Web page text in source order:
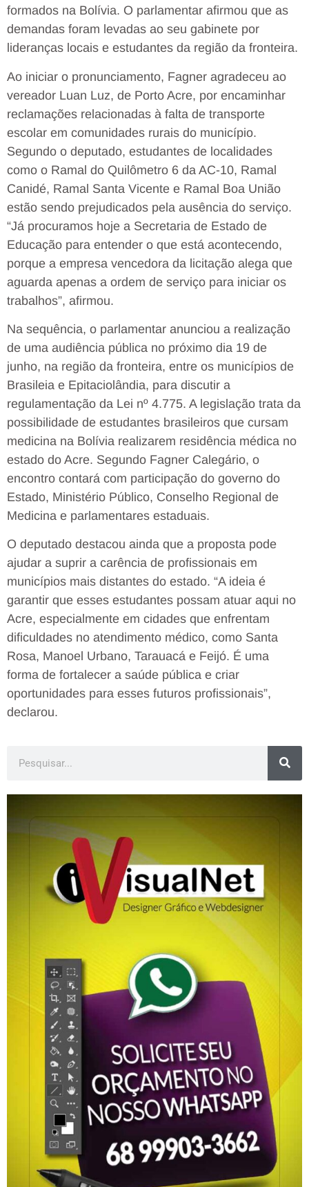
formados na Bolívia. O parlamentar afirmou que as
demandas foram levadas ao seu gabinete por
lideranças locais e estudantes da região da fronteira.
Ao iniciar o pronunciamento, Fagner agradeceu ao
vereador Luan Luz, de Porto Acre, por encaminhar
reclamações relacionadas à falta de transporte
escolar em comunidades rurais do município.
Segundo o deputado, estudantes de localidades
como o Ramal do Quilômetro 6 da AC-10, Ramal
Canidé, Ramal Santa Vicente e Ramal Boa União
estão sendo prejudicados pela ausência do serviço.
“Já procuramos hoje a Secretaria de Estado de
Educação para entender o que está acontecendo,
porque a empresa vencedora da licitação alega que
aguarda apenas a ordem de serviço para iniciar os
trabalhos”, afirmou.
Na sequência, o parlamentar anunciou a realização
de uma audiência pública no próximo dia 19 de
junho, na região da fronteira, entre os municípios de
Brasileia e Epitaciolândia, para discutir a
regulamentação da Lei nº 4.775. A legislação trata da
possibilidade de estudantes brasileiros que cursam
medicina na Bolívia realizarem residência médica no
estado do Acre. Segundo Fagner Calegário, o
encontro contará com participação do governo do
Estado, Ministério Público, Conselho Regional de
Medicina e parlamentares estaduais.
O deputado destacou ainda que a proposta pode
ajudar a suprir a carência de profissionais em
municípios mais distantes do estado. “A ideia é
garantir que esses estudantes possam atuar aqui no
Acre, especialmente em cidades que enfrentam
dificuldades no atendimento médico, como Santa
Rosa, Manoel Urbano, Tarauacá e Feijó. É uma
forma de fortalecer a saúde pública e criar
oportunidades para esses futuros profissionais”,
declarou.